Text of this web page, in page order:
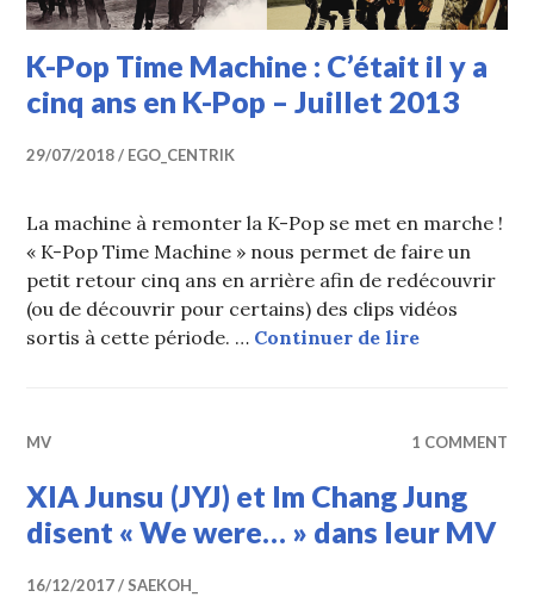
K-Pop Time Machine : C’était il y a
cinq ans en K-Pop – Juillet 2013
29/07/2018 EGO_CENTRIK
La machine à remonter la K-Pop se met en marche !
« K-Pop Time Machine » nous permet de faire un
petit retour cinq ans en arrière afin de redécouvrir
(ou de découvrir pour certains) des clips vidéos
sortis à cette période. … Continuer de lireK-Pop
MV 1 COMMENT
XIA Junsu (JYJ) et Im Chang Jung
disent « We were… » dans leur MV
16/12/2017 SAEKOH_